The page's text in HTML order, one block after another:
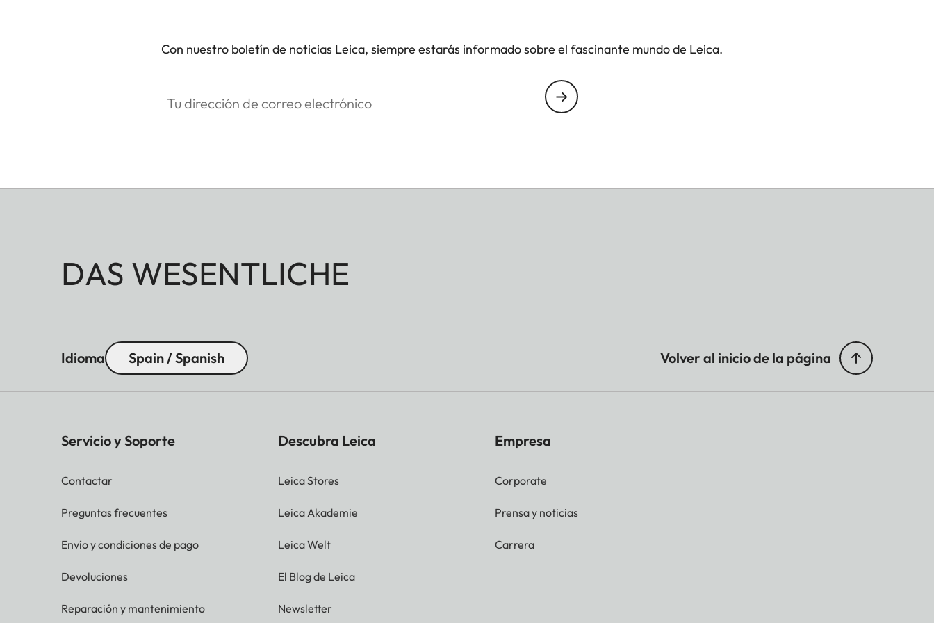
Con nuestro boletín de noticias Leica, siempre estarás informado sobre el fascinante mundo de Leica.
DAS WESENTLICHE
Idioma Spain / Spanish Volver al inicio de la página
Servicio y Soporte
Contactar
Preguntas frecuentes
Envío y condiciones de pago
Devoluciones
Reparación y mantenimiento
Descubra Leica
Leica Stores
Leica Akademie
Leica Welt
El Blog de Leica
Newsletter
Empresa
Corporate
Prensa y noticias
Carrera